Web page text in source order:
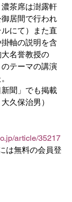
茶席は澍露軒
居間で行われ
ルにて）また直
軸の説明を含
名誉教授の
のテーマの講演
聞」でも掲載
久保治男）
article/35217
は無料の会員登